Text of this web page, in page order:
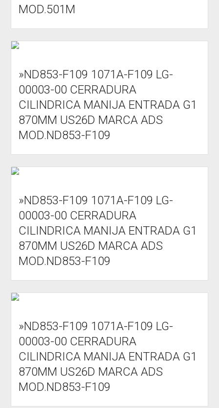
MOD.501M
»ND853-F109 1071A-F109 LG-
00003-00 CERRADURA
CILINDRICA MANIJA ENTRADA G1
870MM US26D MARCA ADS
MOD.ND853-F109
»ND853-F109 1071A-F109 LG-
00003-00 CERRADURA
CILINDRICA MANIJA ENTRADA G1
870MM US26D MARCA ADS
MOD.ND853-F109
»ND853-F109 1071A-F109 LG-
00003-00 CERRADURA
CILINDRICA MANIJA ENTRADA G1
870MM US26D MARCA ADS
MOD.ND853-F109